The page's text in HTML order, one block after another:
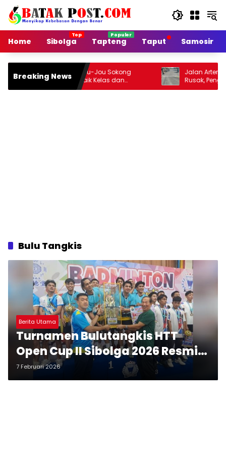
Langsung
konten
Home
Sibolga Tapteng Taput Samosir
Breaking News
Jou Sokong
Kelas dan
Pertumbuhan
Jalan Arteri Stabat–Pangkalan Brandan
Rusak, Pengendara Terancam Celaka
Bulu Tangkis
Berita Utama
Turnamen Bulutangkis HTT
Open Cup II Sibolga 2026 Resmi
Ditutup, PB Camar Raih Juara I
7 Februari 2026